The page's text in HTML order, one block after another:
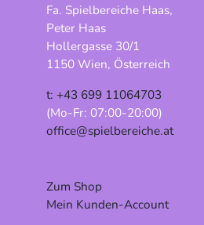
Fa. Spielbereiche Haas,
Peter Haas
Hollergasse 30/1
1150 Wien, Österreich
t: +43 699 11064703
(Mo-Fr: 07:00-20:00)
office@spielbereiche.at
Zum Shop
Mein Kunden-Account